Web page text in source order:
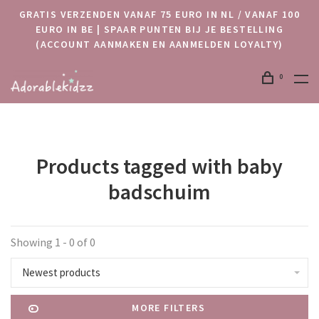
GRATIS VERZENDEN VANAF 75 EURO IN NL / VANAF 100
EURO IN BE | SPAAR PUNTEN BIJ JE BESTELLING
(ACCOUNT AANMAKEN EN AANMELDEN LOYALTY)
0
Products tagged with baby
badschuim
Showing 1 - 0 of 0
Newest products
MORE FILTERS